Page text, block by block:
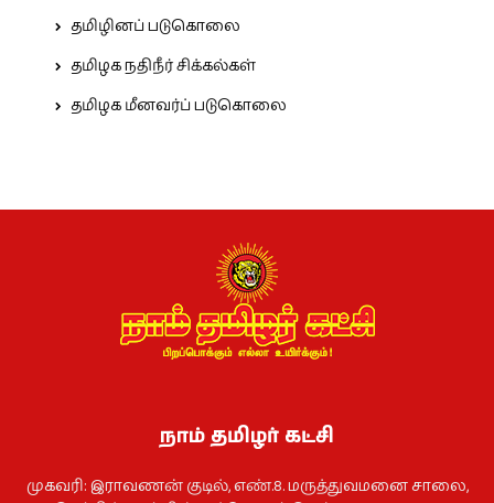
தமிழினப் படுகொலை
தமிழக நதிநீர் சிக்கல்கள்
தமிழக மீனவர்ப் படுகொலை
நாம் தமிழர் கட்சி
முகவரி: இராவணன் குடில், எண்.8. மருத்துவமனை சாலை,